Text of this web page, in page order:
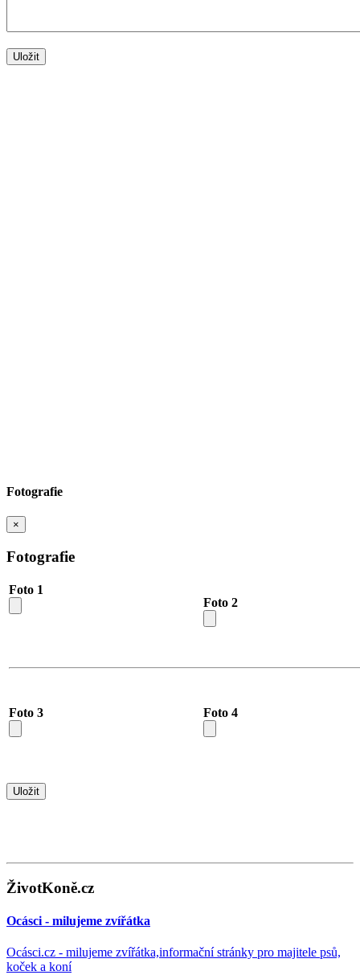
Fotografie
×
Fotografie
Foto 1
Foto 2
Foto 3 Foto 4
ŽivotKoně.cz
Ocásci - milujeme zvířátka
Ocásci.cz - milujeme zvířátka,informační stránky pro majitele psů,
koček a koní